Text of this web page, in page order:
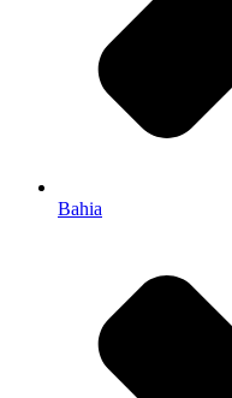
Bahia